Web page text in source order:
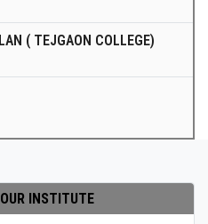
( TEJGAON COLLEGE)
INSTITUTE